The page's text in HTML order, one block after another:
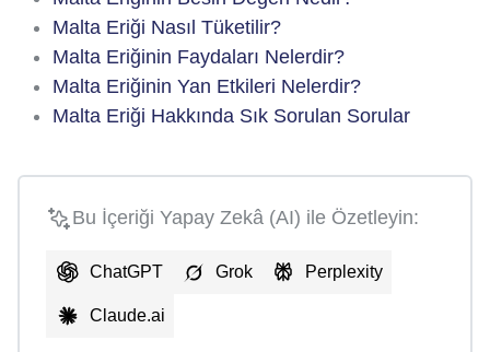
Malta Eriği Nasıl Tüketilir?
Malta Eriğinin Faydaları Nelerdir?
Malta Eriğinin Yan Etkileri Nelerdir?
Malta Eriği Hakkında Sık Sorulan Sorular
Bu İçeriği Yapay Zekâ (AI) ile Özetleyin:
ChatGPT Grok Perplexity
Claude.ai